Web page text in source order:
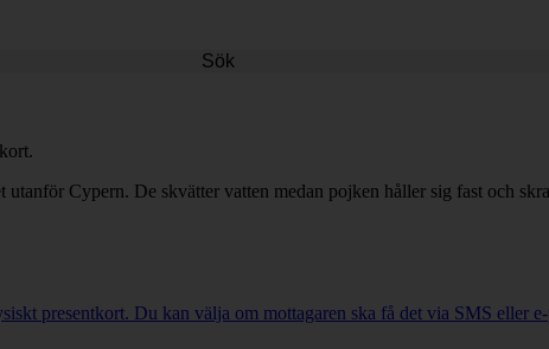
Sök
presentkort. Du kan välja om mottagaren ska få det via SMS eller